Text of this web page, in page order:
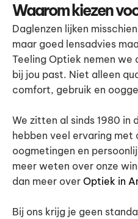
Waarom kiezen
Daglenzen lijken
maar goed lensadvies
Teeling Optiek nemen
bij jou past. Niet alleen
comfort, gebruik en
We zitten al sinds 1980 in
hebben veel ervaring
oogmetingen en
meer weten over onze
dan meer over Optiek in
Bij ons krijg je geen